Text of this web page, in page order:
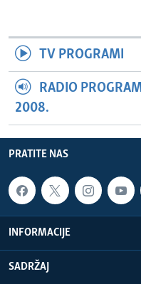
TV PROGRAMI
RADIO
2008.
PRATITE NAS
INFORMACIJE
SADRŽAJ